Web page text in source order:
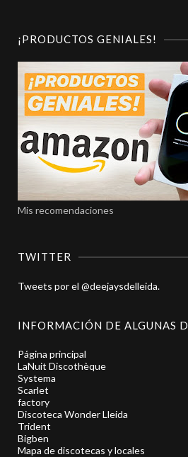
¡PRODUCTOS GENIALES!
Mis recomendaciones
TWITTER
Tweets por el @deejaysdelleida.
INFORMACIÓN DE ALGUNAS
Página principal
LaNuit Discothèque
Systema
Scarlet
factory
Discoteca Wonder Lleida
Trident
Bigben
Mapa de discotecas y locales